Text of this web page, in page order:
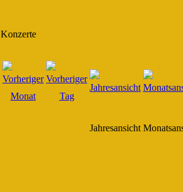
Konzerte
Jahresansicht